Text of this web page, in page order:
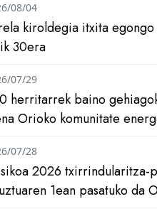
kiroldegia itxita
30era
08/04
herritarrek baino
Orioko komunitate
07/29
2026 txirrindularitza-
1ean pasatuko da
07/28